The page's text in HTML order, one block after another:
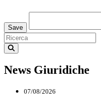
Save
News Giuridiche
07/08/2026